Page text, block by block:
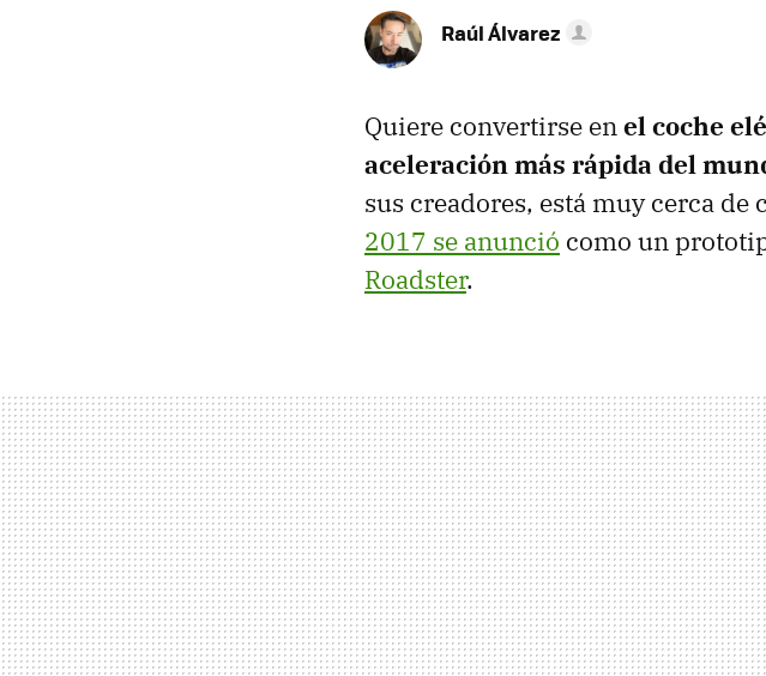
Raúl Álvarez
Quiere convertirse enel coche
aceleración más rápida del
sus creadores, está muy cerca de
2017 se anunció como un
Roadster.